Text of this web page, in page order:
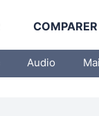
COMPARER
Audio